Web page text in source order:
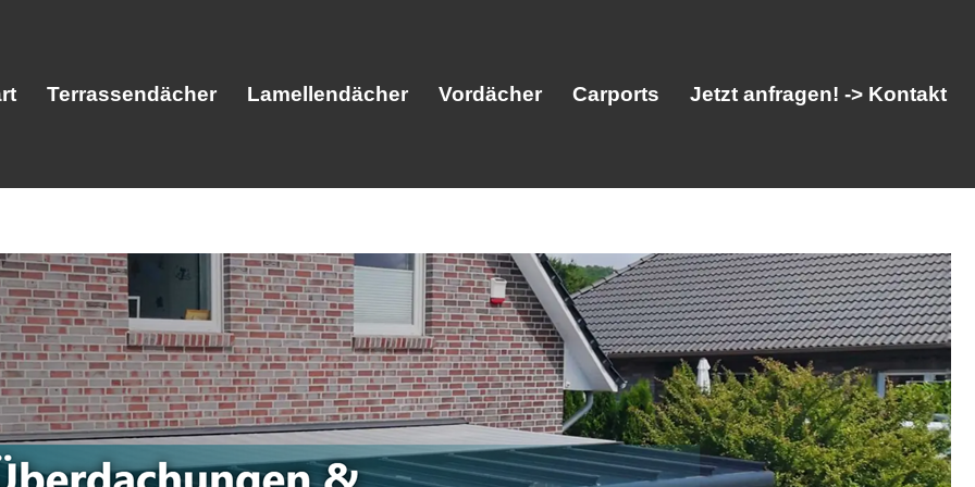
Terrassendächer Lamellendächer Vordächer Carports Jetzt anfragen! -> Kontakt